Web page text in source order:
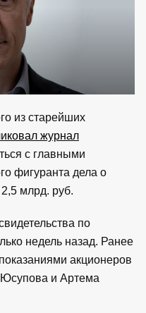
из старейших
журнал
с главными
фигуранта дела о
млрд. руб.
по
недель назад. Ранее
акционеров
и Артема